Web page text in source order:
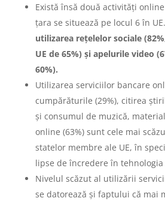
Există însă două activități
țara se situează pe locul 6 în
utilizarea rețelelor sociale
UE de 65%) și apelurile video
60%).
Utilizarea serviciilor bancare
cumpărăturile (29%), citirea
și consumul de muzică,
online (63%) sunt cele mai
statelor membre ale UE, în
lipse de încredere în
Nivelul scăzut al utilizării
se datorează și faptului că mai